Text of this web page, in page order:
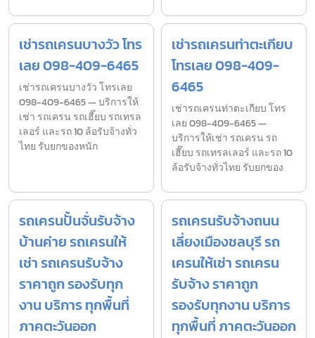
เช่ารถเครนบางวัว โทร
เลย 098-409-6465
เช่ารถเครนบางวัว โทรเลย
098-409-6465 — บริการให้
เช่า รถเครน รถเฮี๊ยบ รถเทรล
เลอร์ และรถ 10 ล้อรับจ้างทั่ว
ไทย รับยกของหนัก
เช่ารถเครนท่าตะเกียบ
โทรเลย 098-409-
6465
เช่ารถเครนท่าตะเกียบ โทร
เลย 098-409-6465 —
บริการให้เช่า รถเครน รถ
เฮี๊ยบ รถเทรลเลอร์ และรถ 10
ล้อรับจ้างทั่วไทย รับยกของ
รถเครนปั้นจั่นรับจ้าง
บ้านค่าย รถเครนให้
เช่า รถเครนรับจ้าง
ราคาถูก รองรับทุก
งาน บริการ ทุกพื้นที่
ภาคตะวันออก
รถเครนรับจ้างถนน
เลี่ยงเมืองชลบุรี รถ
เครนให้เช่า รถเครน
รับจ้าง ราคาถูก
รองรับทุกงาน บริการ
ทุกพื้นที่ ภาคตะวันออก